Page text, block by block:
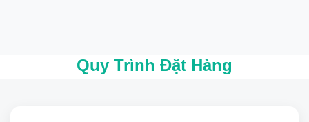
Quy Trình Đặt Hàng